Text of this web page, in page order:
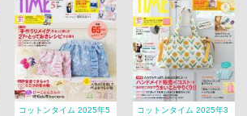
コットンタイム 2025年5
コットンタイム 2025年3